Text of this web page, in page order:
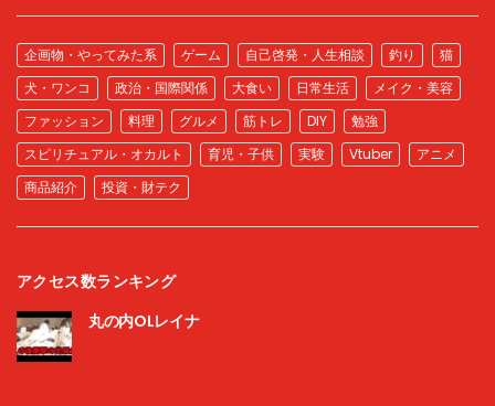
企画物・やってみた系 ゲーム 自己啓発・人生相談 釣り
猫
犬・ワンコ
政治・国際関係 大食い 日常生活
メイク・美容
ファッション
料理 グルメ 筋トレ DIY
勉強
スピリチュアル・オカルト
育児・子供 実験 Vtuber
アニメ
商品紹介
投資・財テク
アクセス数ランキング
丸の内OLレイナ